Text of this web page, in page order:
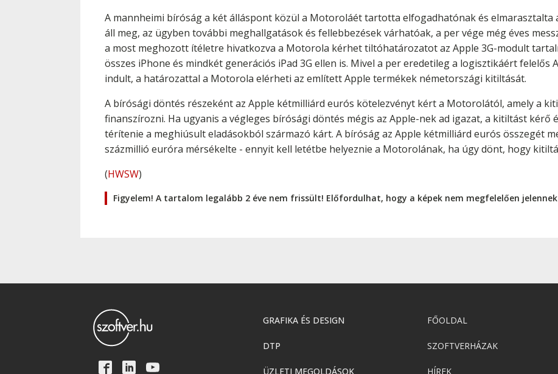
A mannheimi bíróság a két álláspont közül a Motoroláét tartotta elfogadhatónak és elmarasztalta
áll meg, az ügyben további meghallgatások és fellebbezések várhatóak, a per vége még éves
a most meghozott ítéletre hivatkozva a Motorola kérhet tiltóhatározatot az Apple 3G-modult
összes iPhone és mindkét generációs iPad 3G ellen is. Mivel a per eredetileg a logisztikáért felelős
indult, a határozattal a Motorola elérheti az említett Apple termékek németországi kitiltását.
A bírósági döntés részeként az Apple kétmilliárd eurós kötelezvényt kért a Motorolától, amely a
finanszírozni. Ha ugyanis a végleges bírósági döntés mégis az Apple-nek ad igazat, a kitiltást kérő
térítenie a meghiúsult eladásokból származó kárt. A bíróság az Apple kétmilliárd eurós összegét
százmillió euróra mérsékelte - ennyit kell letétbe helyeznie a Motorolának, ha úgy dönt, hogy
(HWSW)
Figyelem! A tartalom legalább 2 éve nem frissült! Előfordulhat, hogy a képek nem megfelelően
GRAFIKA ÉS DESIGN
DTP
ÜZLETI MEGOLDÁSOK
FŐOLDAL
SZOFTVERHÁZAK
HÍREK